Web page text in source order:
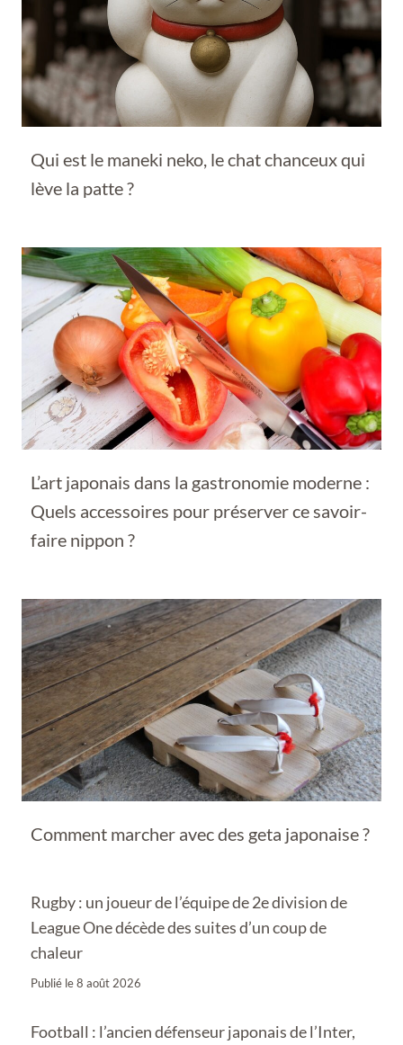
Qui est le maneki neko, le chat chanceux qui
lève la patte ?
L’art japonais dans la gastronomie moderne :
Quels accessoires pour préserver ce savoir-
faire nippon ?
Comment marcher avec des geta japonaise ?
Rugby : un joueur de l’équipe de 2e division de
League One décède des suites d’un coup de
chaleur
Publié le8 août 2026
Football : l’ancien défenseur japonais de l’Inter,